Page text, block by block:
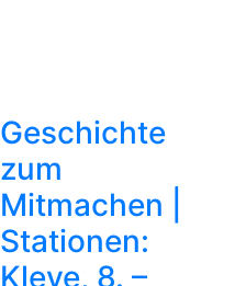
Geschichte
zum
Mitmachen |
Stationen:
Kleve, 8. –